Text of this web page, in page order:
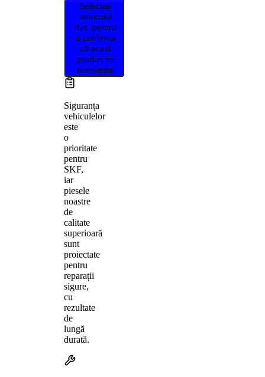
Selectați
vehiculul
dvs. pentru
a confirma
că acest
produs se
potrivește
Siguranța
vehiculelor
este
o
prioritate
pentru
SKF,
iar
piesele
noastre
de
calitate
superioară
sunt
proiectate
pentru
reparații
sigure,
cu
rezultate
de
lungă
durată.